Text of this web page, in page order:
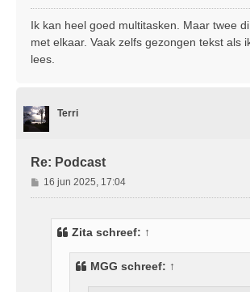
e
h
Ik kan heel goed multitasken. Maar twee
met elkaar. Vaak zelfs gezongen tekst als
lees.
Terri
Re: Podcast
B
e
16 jun 2025, 17:04
Zita schreef: ↑
MGG schreef: ↑